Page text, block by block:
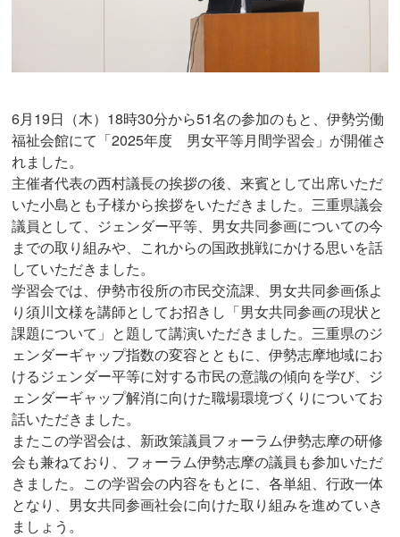
6月19日（木）18時30分から51名の参加のもと、伊勢労働
福祉会館にて「2025年度 男女平等月間学習会」が開催さ
れました。
主催者代表の西村議長の挨拶の後、来賓として出席いただ
いた小島とも子様から挨拶をいただきました。三重県議会
議員として、ジェンダー平等、男女共同参画についての今
までの取り組みや、これからの国政挑戦にかける思いを話
していただきました。
学習会では、伊勢市役所の市民交流課、男女共同参画係よ
り須川文様を講師としてお招きし「男女共同参画の現状と
課題について」と題して講演いただきました。三重県のジ
ェンダーギャップ指数の変容とともに、伊勢志摩地域にお
けるジェンダー平等に対する市民の意識の傾向を学び、ジ
ェンダーギャップ解消に向けた職場環境づくりについてお
話いただきました。
またこの学習会は、新政策議員フォーラム伊勢志摩の研修
会も兼ねており、フォーラム伊勢志摩の議員も参加いただ
きました。この学習会の内容をもとに、各単組、行政一体
となり、男女共同参画社会に向けた取り組みを進めていき
ましょう。